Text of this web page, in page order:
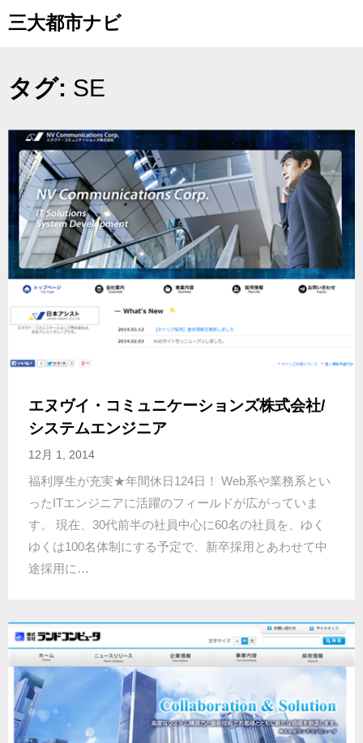
to三大都市ナビ
タグ: SE
エヌヴイ・コミュニケーションズ株式会社/
システムエンジニア
12月 1, 2014
福利厚生が充実★年間休日124日！ Web系や業務系とい
ったITエンジニアに活躍のフィールドが広がっていま
す。 現在、30代前半の社員中心に60名の社員を、ゆく
ゆくは100名体制にする予定で、新卒採用とあわせて中
途採用に…